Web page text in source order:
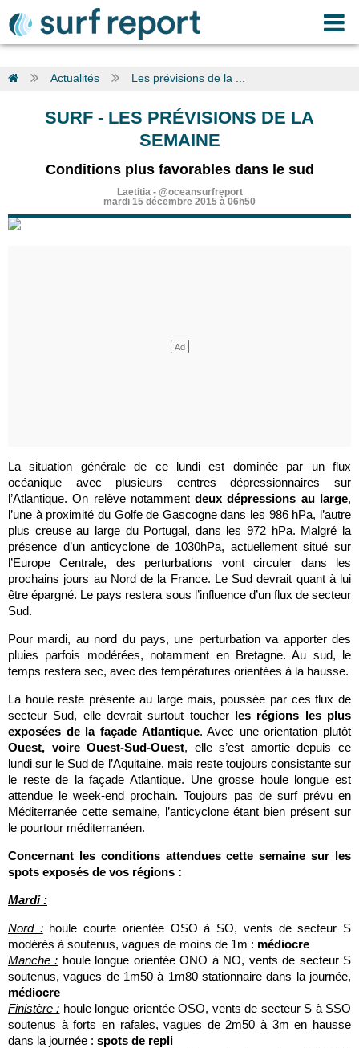
Actualités Les prévisions de la ...
SURF - LES PRÉVISIONS DE LA
SEMAINE
Conditions plus favorables dans le sud
Laetitia- @oceansurfreport
mardi 15 décembre 2015 à 06h50
La situation générale de ce lundi est dominée par un flux
océanique avec plusieurs centres dépressionnaires sur
l’Atlantique. On relève notammentdeux dépressions au large,
l’une à proximité du Golfe de Gascogne dans les 986 hPa, l’autre
plus creuse au large du Portugal, dans les 972 hPa. Malgré la
présence d’un anticyclone de 1030hPa, actuellement situé sur
l’Europe Centrale, des perturbations vont circuler dans les
prochains jours au Nord de la France. Le Sud devrait quant à lui
être épargné. Le pays restera sous l’influence d’un flux de secteur
Sud.
Pour mardi, au nord du pays, une perturbation va apporter des
pluies parfois modérées, notamment en Bretagne. Au sud, le
temps restera sec, avec des températures orientées à la hausse.
La houle reste présente au large mais, poussée par ces flux de
secteur Sud, elle devrait surtout toucher les régions les plus
exposées de la façade Atlantique. Avec une orientation plutôt
Ouest, voire Ouest-Sud-Ouest, elle s’est amortie depuis ce
lundi sur le Sud de l’Aquitaine, mais reste toujours consistante sur
le reste de la façade Atlantique. Une grosse houle longue est
attendue le week-end prochain. Toujours pas de surf prévu en
Méditerranée cette semaine, l’anticyclone étant bien présent sur
le pourtour méditerranéen.
Concernant les conditions attendues cette semaine sur les
spots exposés de vos régions :
Mardi :
Nord :houle courte orientée OSO à SO, vents de secteur S
modérés à soutenus, vagues de moins de 1m : médiocre
Manche : houle longue orientée ONO à NO, vents de secteur S
soutenus, vagues de 1m50 à 1m80 stationnaire dans la journée,
médiocre
Finistère : houle longue orientée OSO, vents de secteur S à SSO
soutenus à forts en rafales, vagues de 2m50 à 3m en hausse
dans la journée : spots de repli